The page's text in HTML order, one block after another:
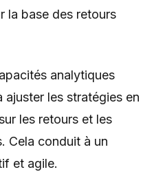
la base des retours
analytiques
ajuster les stratégies en
les retours et les
Cela conduit à un
et agile.